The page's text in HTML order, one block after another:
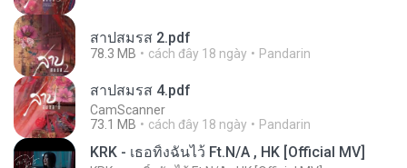
สาปสมรส 2.pdf
78.3 MB cách đây 18 ngày Pandarin
สาปสมรส 4.pdf
CamScanner
73.1 MB
cách đây 18 ngày Pandarin
KRK - เธอทิ้งฉันไว้ Ft.N/A , HK [Official MV]